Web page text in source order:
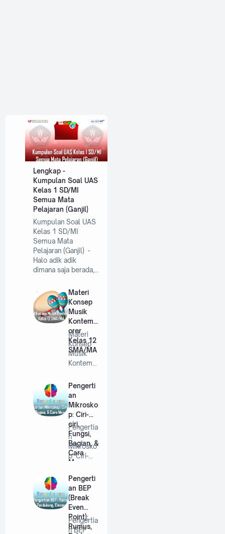
Lengkap -
Kumpulan Soal UAS
Kelas 1 SD/MI
Semua Mata
Pelajaran (Ganjil)
Kumpulan Soal UAS
Kelas 1 SD/MI
Semua Mata
Pelajaran (Ganjil) -
Halo adik adik
dimana saja berada,…
Materi
Konsep
Musik
Kontemp
orer
Kelas 12
SMA/MA
Materi
Konsep
Musik
Kontemp
Kelas 12
SMA/MA
…
Pengerti
an
Mikrosko
p: Ciri-
ciri,
Fungsi,
Bagian, &
Cara
Menggun
Pengertia
n
Mikrosko
p: Ciri-
Fungsi,
Bagian,…
Pengerti
an BEP
(Break
Even
Point):
Rumus,
Pengertia
n BEP